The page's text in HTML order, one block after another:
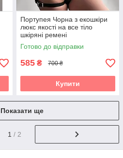
Портупея Чорна з екошкіри
люкс якості на все тіло
шкіряні ремені
Готово до відправки
585 ₴ 700 ₴
Купити
Показати ще
1 / 2